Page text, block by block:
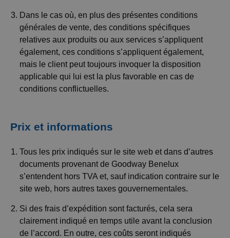
Dans le cas où, en plus des présentes conditions
générales de vente, des conditions spécifiques
relatives aux produits ou aux services s’appliquent
également, ces conditions s’appliquent également,
mais le client peut toujours invoquer la disposition
applicable qui lui est la plus favorable en cas de
conditions conflictuelles.
Prix et informations
Tous les prix indiqués sur le site web et dans d’autres
documents provenant de Goodway Benelux
s’entendent hors TVA et, sauf indication contraire sur le
site web, hors autres taxes gouvernementales.
Si des frais d’expédition sont facturés, cela sera
clairement indiqué en temps utile avant la conclusion
de l’accord. En outre, ces coûts seront indiqués